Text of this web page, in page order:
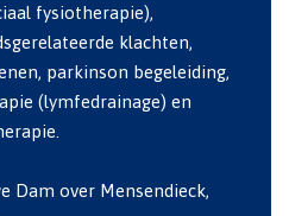
fysiotherapie),
klachten,
parkinson begeleiding,
(lymfedrainage) en
Dam over Mensendieck,